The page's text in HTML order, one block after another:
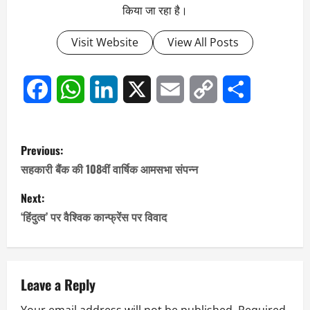
किया जा रहा है।
Visit Website View All Posts
FacebookWhatsAppLinkedIn Email
Copy
P
o
s
t
a
Previous:
सहकारी बैंक की 108वीं वार्षिक आमसभा संपन्न
Next:
‘हिंदुत्व’ पर वैश्विक कान्फ्रेंस पर विवाद
Leave a Reply